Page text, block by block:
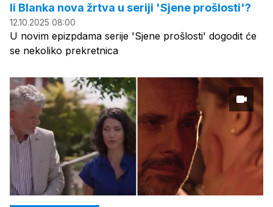
li Blanka nova žrtva u seriji 'Sjene prošlosti'?
12.10.2025 08:00
U novim epizpdama serije 'Sjene prošlosti' dogodit će
se nekoliko prekretnica